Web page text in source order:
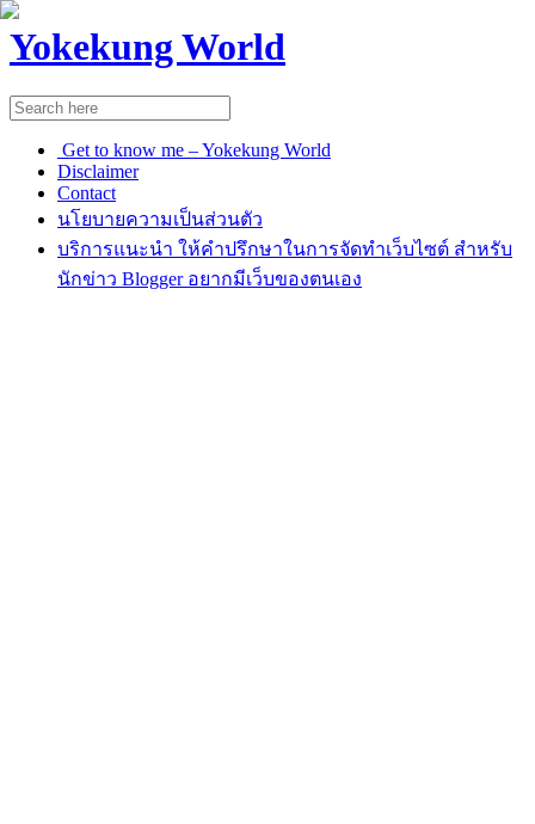
Yokekung World
Get to know me – Yokekung World
Disclaimer
Contact
นโยบายความเป็นส่วนตัว
บริการแนะนำ ให้คำปรึกษาในการจัดทำเว็บไซต์ สำหรับ
นักข่าว Blogger อยากมีเว็บของตนเอง